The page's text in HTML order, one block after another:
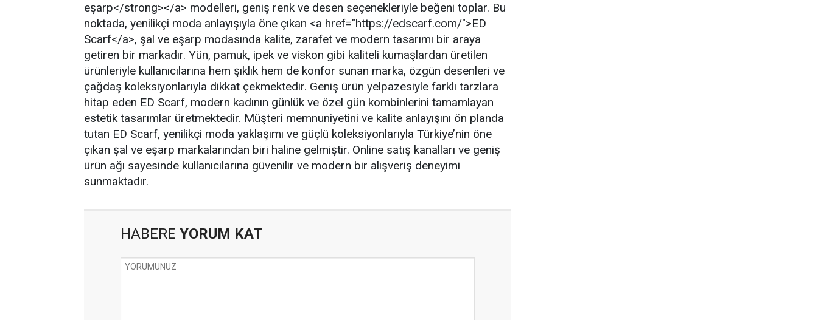
eşarp</strong></a> modelleri, geniş renk ve desen seçenekleriyle beğeni toplar. Bu
noktada, yenilikçi moda anlayışıyla öne çıkan <a href="https://edscarf.com/">ED
Scarf</a>, şal ve eşarp modasında kalite, zarafet ve modern tasarımı bir araya
getiren bir markadır. Yün, pamuk, ipek ve viskon gibi kaliteli kumaşlardan üretilen
ürünleriyle kullanıcılarına hem şıklık hem de konfor sunan marka, özgün desenleri ve
çağdaş koleksiyonlarıyla dikkat çekmektedir. Geniş ürün yelpazesiyle farklı tarzlara
hitap eden ED Scarf, modern kadının günlük ve özel gün kombinlerini tamamlayan
estetik tasarımlar üretmektedir. Müşteri memnuniyetini ve kalite anlayışını ön planda
tutan ED Scarf, yenilikçi moda yaklaşımı ve güçlü koleksiyonlarıyla Türkiye’nin öne
çıkan şal ve eşarp markalarından biri haline gelmiştir. Online satış kanalları ve geniş
ürün ağı sayesinde kullanıcılarına güvenilir ve modern bir alışveriş deneyimi
sunmaktadır.
HABERE YORUM KAT